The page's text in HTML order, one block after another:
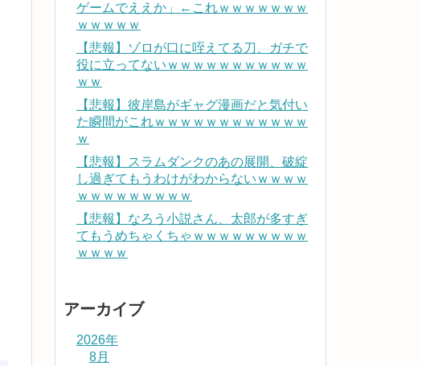
ゲームでええか」←これｗｗｗｗｗｗｗ
ｗｗｗｗｗ
【悲報】ゾロが口に咥えてる刀、ガチで
役に立ってないｗｗｗｗｗｗｗｗｗｗｗ
ｗｗ
【悲報】彼岸島がギャグ漫画だと気付い
た瞬間がこれｗｗｗｗｗｗｗｗｗｗｗｗ
ｗ
【悲報】スラムダンクのあの展開、破綻
し過ぎてもうわけがわからないｗｗｗｗ
ｗｗｗｗｗｗｗｗｗ
【悲報】なろう小説さん、太郎が多すぎ
てもうめちゃくちゃｗｗｗｗｗｗｗｗｗ
ｗｗｗｗ
アーカイブ
2026年
8月